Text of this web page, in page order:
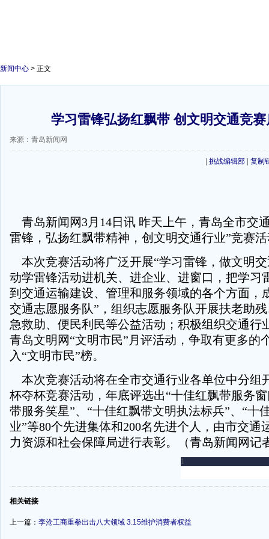
新闻中心 > 正文
学习雷锋弘扬红飘带 创文明交通竞
来源：青岛新闻网
挑战编辑部 复制
青岛新闻网3月14日讯 昨天上午，青岛全市交
雷锋，弘扬红飘带精神，创文明交通行业”竞赛
本次竞赛活动将广泛开展“学习雷锋，做文明
动学雷锋活动进机关、进企业、进窗口，把学习
到交通运输建设、管理和服务领域的各个方面，
交通志愿服务队”，组织志愿服务队开展扶老助
急救助、便民利民等公益活动；积极组织交通行
青岛文明网“文明市民”月评活动，争取有更多的
入“文明市民”榜。
本次竞赛活动将在全市交通行业各单位中分组
杯夺杯竞赛活动，年底评选出“十佳红飘带服务
带服务笑星”、“十佳红飘带文明执法标兵”、“十
业”等80个先进集体和200名先进个人，由市交通
力资源和社会保障局进行表彰。（青岛新闻网记
-
相关链接
上一篇： 李沧工商重拳出击八大领域 3.15维护消费者权益